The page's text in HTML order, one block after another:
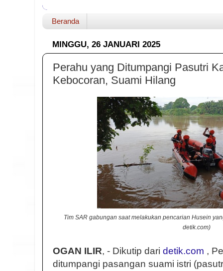
Beranda
MINGGU, 26 JANUARI 2025
Perahu yang Ditumpangi Pasutri
Kebocoran, Suami Hilang
Tim SAR gabungan saat melakukan pencarian Husein
detik.com)
OGAN ILIR, - Dikutip dari detik.com ,
ditumpangi pasangan suami istri